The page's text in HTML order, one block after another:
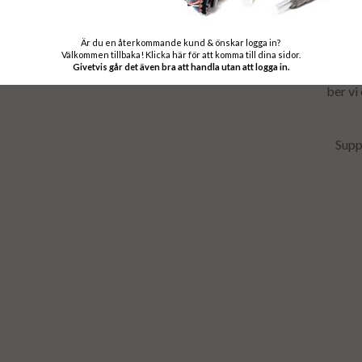
Alla våra
produkter
ber vi
Är du en återkommande kund & önskar logga in?
Välkommen tillbaka! Klicka här för att komma till dina sidor.
Givetvis går det även bra att handla utan att logga in.